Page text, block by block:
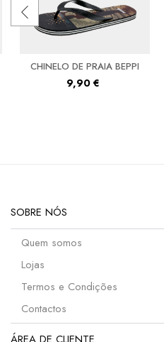
CHINELO DE PRAIA BEPPI
9,90 €
SOBRE NÓS
Quem somos
Lojas
Termos e Condições
Contactos